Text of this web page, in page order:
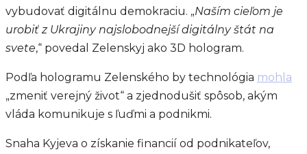
vybudovať digitálnu demokraciu. „Naším cieľom je
urobiť z Ukrajiny najslobodnejší digitálny štát na
svete,“ povedal Zelenskyj ako 3D hologram.
Podľa hologramu Zelenského by technológia mohla
„zmeniť verejný život“ a zjednodušiť spôsob, akým
vláda komunikuje s ľuďmi a podnikmi.
Snaha Kyjeva o získanie financií od podnikateľov,